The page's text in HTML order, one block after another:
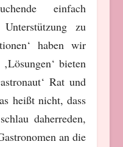
einfach
zu
haben wir
bieten
Rat und
heißt nicht, dass
daherreden,
an die